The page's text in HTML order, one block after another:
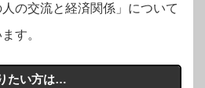
の交流と経済関係」について
す。
たい方は…